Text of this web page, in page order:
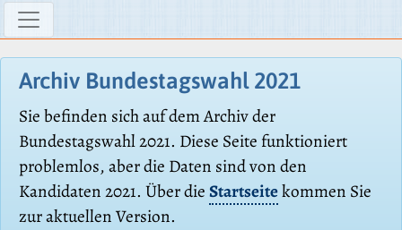
Archiv Bundestagswahl 2021
Sie befinden sich auf dem Archiv der
Bundestagswahl 2021. Diese Seite funktioniert
problemlos, aber die Daten sind von den
Kandidaten 2021. Über dieStartseitekommen Sie
zur aktuellen Version.